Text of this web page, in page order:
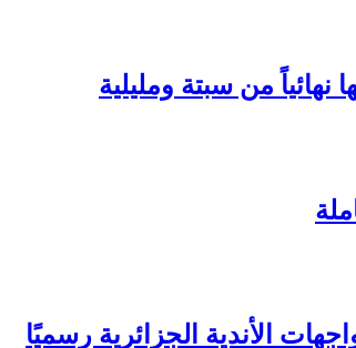
من سبتة ومليلية